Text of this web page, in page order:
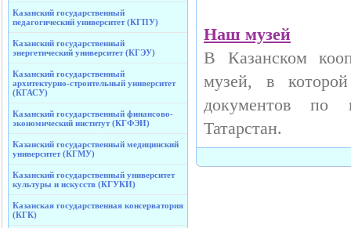
Казанский государственный
педагогический университет (КГПУ)
Казанский государственный
энергетический университет (КГЭУ)
Казанский государственный
архитектурно-строительный университет
(КГАСУ)
Казанский государственный финансово-
экономический институт (КГФЭИ)
Казанский государственный медицинский
университет (КГМУ)
Казанский государственный университет
культуры и искусств (КГУКИ)
Казанская государственная консерватория
(КГК)
Наш музей
В Казанском
музей, в
документов по
Татарстан.